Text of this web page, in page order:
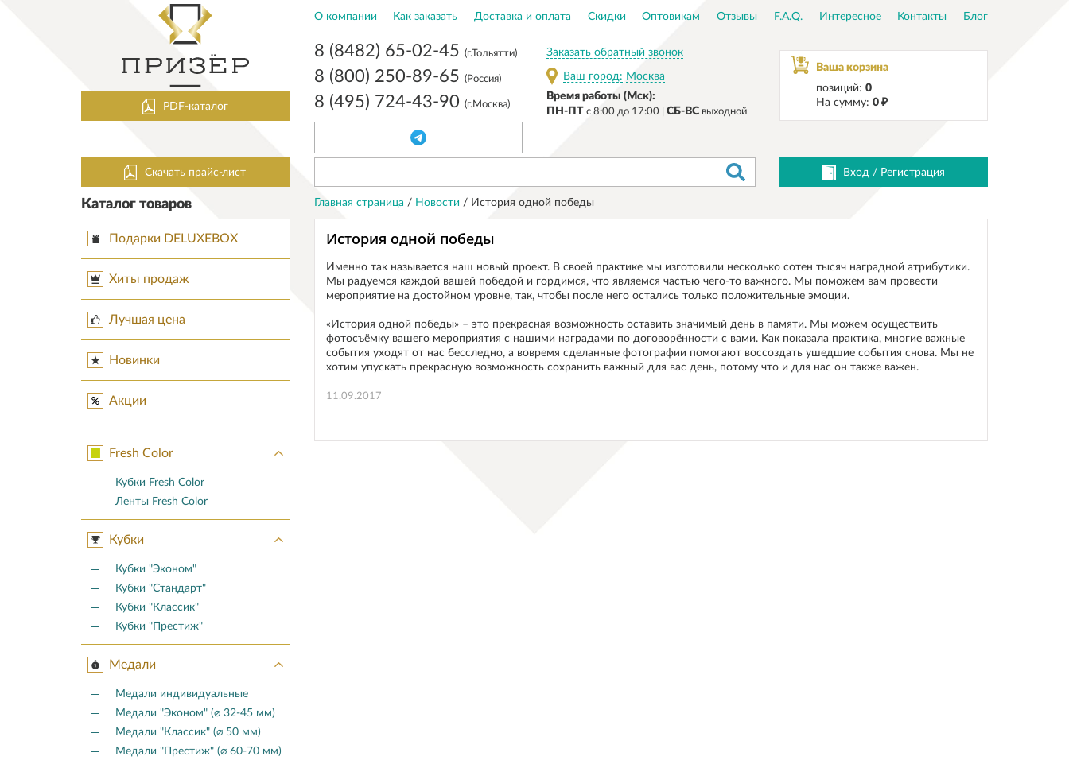
PDF-каталог
О компании Как заказать Доставка и оплата Скидки Оптовикам Отзывы F.A.Q. Интересное Контакты Блог
8 (8482) 65-02-45 (г.Тольятти)
8 (800) 250-89-65 (Россия)
8 (495) 724-43-90 (г.Москва)
Заказать обратный звонок
Ваш город: Москва
Время работы (Мск):
ПН-ПТ c 8:00 до 17:00 | СБ-ВС выходной
Ваша корзина
позиций: 0
На сумму: 0 ₽
Скачать прайс-лист Вход/ Регистрация
Каталог товаров
Подарки DELUXEBOX
Хиты продаж
Лучшая цена
Новинки
Акции
Fresh Color
Кубки Fresh Color
Ленты Fresh Color
Кубки
Кубки "Эконом"
Кубки "Стандарт"
Кубки "Классик"
Кубки "Престиж"
Медали
Медали индивидуальные
Медали "Эконом" (⌀ 32-45 мм)
Медали "Классик" (⌀ 50 мм)
Медали "Престиж" (⌀ 60-70 мм)
Главная страница / Новости / История одной победы
История одной победы
Именно так называется наш новый проект. В своей практике мы изготовили несколько сотен тысяч наградной атрибутики.
Мы радуемся каждой вашей победой и гордимся, что являемся частью чего-то важного. Мы поможем вам провести
мероприятие на достойном уровне, так, чтобы после него остались только положительные эмоции.
«История одной победы» – это прекрасная возможность оставить значимый день в памяти. Мы можем осуществить
фотосъёмку вашего мероприятия с нашими наградами по договорённости с вами. Как показала практика, многие важные
события уходят от нас бесследно, а вовремя сделанные фотографии помогают воссоздать ушедшие события снова. Мы не
хотим упускать прекрасную возможность сохранить важный для вас день, потому что и для нас он также важен.
11.09.2017